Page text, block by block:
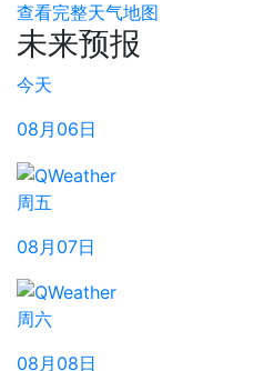
查看完整天气地图
未来预报
今天
08月06日
周五
08月07日
周六
08月08日